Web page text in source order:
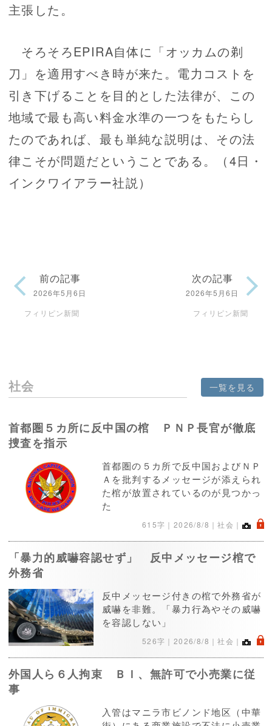
主張した。
そろそろEPIRA自体に「オッカムの剃
刀」を適用すべき時が来た。電力コストを
引き下げることを目的とした法律が、この
地域で最も高い料金水準の一つをもたらし
たのであれば、最も単純な説明は、その法
律こそが問題だということである。（4日・
インクワイアラー社説）
前の記事
2026年5月6日
フィリピン新聞
次の記事
2026年5月6日
フィリピン新聞
社会 一覧を見る
首都圏５カ所に反中国の棺 ＰＮＰ長官が徹底
捜査を指示
首都圏の５カ所で反中国およびＮＰ
Ａを批判するメッセージが添えられ
た棺が放置されているのが見つかっ
た
615字｜ 2026/8/8 ｜社会｜ .
「暴力的威嚇容認せず」 反中メッセージ棺で
外務省
反中メッセージ付きの棺で外務省が
威嚇を非難。「暴力行為やその威嚇
を容認しない」
526字｜ 2026/8/8 ｜社会｜ .
外国人ら６人拘束 ＢＩ、無許可で小売業に従
事
入管はマニラ市ビノンド地区（中華